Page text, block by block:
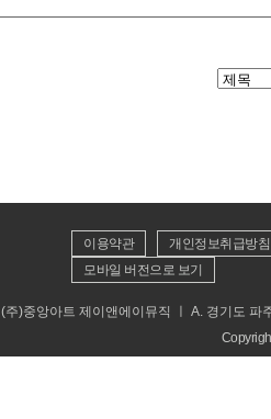
이용약관 개인정보취급방침
모바일 버전으로 보기
(주)중앙아트 제이앤에이뮤직 ㅣ A. 경기도